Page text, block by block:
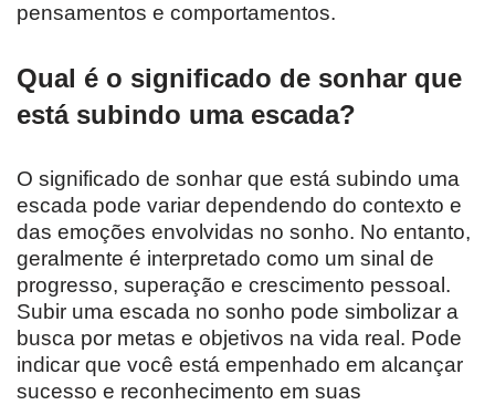
pensamentos e comportamentos.
Qual é o significado de sonhar que
está subindo uma escada?
O significado de sonhar que está subindo uma
escada pode variar dependendo do contexto e
das emoções envolvidas no sonho. No entanto,
geralmente é interpretado como um sinal de
progresso, superação e crescimento pessoal.
Subir uma escada no sonho pode simbolizar a
busca por metas e objetivos na vida real. Pode
indicar que você está empenhado em alcançar
sucesso e reconhecimento em suas